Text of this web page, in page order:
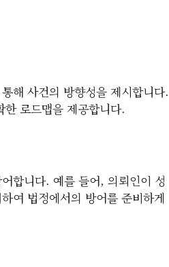
해 사건의 방향성을 제시합니다.
로드맵을 제공합니다.
합니다. 예를 들어, 의뢰인이 성
여 법정에서의 방어를 준비하게